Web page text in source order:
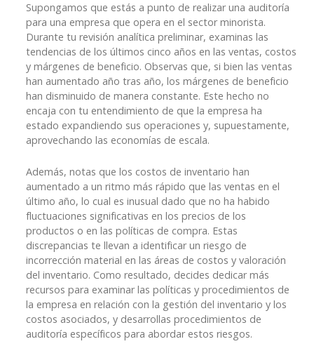
Supongamos que estás a punto de realizar una auditoría
para una empresa que opera en el sector minorista.
Durante tu revisión analítica preliminar, examinas las
tendencias de los últimos cinco años en las ventas, costos
y márgenes de beneficio. Observas que, si bien las ventas
han aumentado año tras año, los márgenes de beneficio
han disminuido de manera constante. Este hecho no
encaja con tu entendimiento de que la empresa ha
estado expandiendo sus operaciones y, supuestamente,
aprovechando las economías de escala.
Además, notas que los costos de inventario han
aumentado a un ritmo más rápido que las ventas en el
último año, lo cual es inusual dado que no ha habido
fluctuaciones significativas en los precios de los
productos o en las políticas de compra. Estas
discrepancias te llevan a identificar un riesgo de
incorrección material en las áreas de costos y valoración
del inventario. Como resultado, decides dedicar más
recursos para examinar las políticas y procedimientos de
la empresa en relación con la gestión del inventario y los
costos asociados, y desarrollas procedimientos de
auditoría específicos para abordar estos riesgos.